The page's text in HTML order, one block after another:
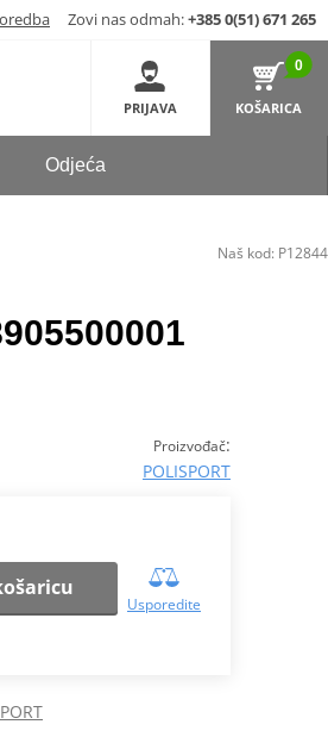
Zovi nas odmah:+385 0(51) 671 265
PRIJAVA
0
KOŠARICA
Odjeća
Proizvođač:
POLISPORT
Usporedite
Naš kod: P12844